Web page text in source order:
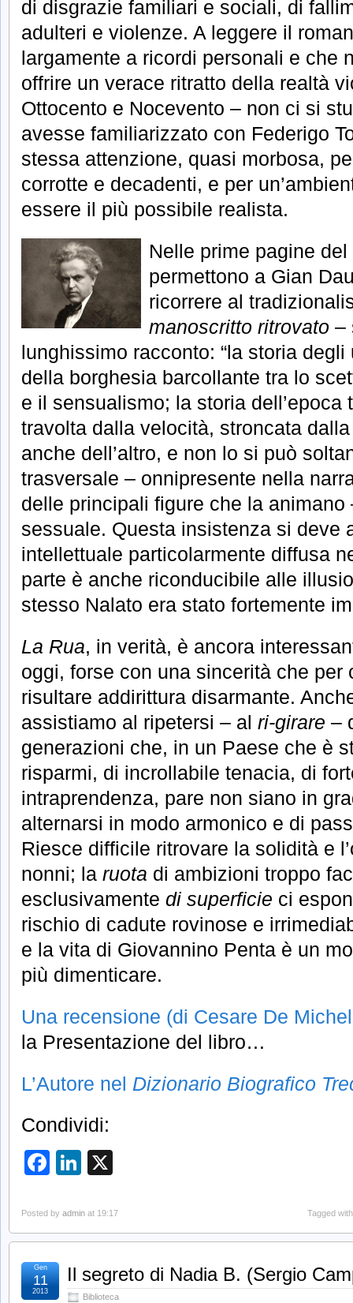
di disgrazie familiari e sociali, di
adulteri e violenze. A leggere il
largamente a ricordi personali e che
offrire un verace ritratto della realtà
Ottocento e Nocevento – non ci si
avesse familiarizzato con Federigo
stessa attenzione, quasi morbosa,
corrotte e decadenti, e per
essere il più possibile realista.
Nelle prime pagine
permettono a Gian
ricorrere al
manoscritto ritrovato –
lunghissimo racconto: “la storia degli
della borghesia barcollante tra lo
e il sensualismo; la storia dell’epoca
travolta dalla velocità, stroncata dalla
anche dell’altro, e non lo si può
trasversale – onnipresente nella
delle principali figure che la
sessuale. Questa insistenza si deve
intellettuale particolarmente diffusa
parte è anche riconducibile alle
stesso Nalato era stato fortemente
La Rua, in verità, è ancora
oggi, forse con una sincerità che per
risultare addirittura disarmante.
assistiamo al ripetersi – al ri-girare –
generazioni che, in un Paese che è
risparmi, di incrollabile tenacia, di
intraprendenza, pare non siano in
alternarsi in modo armonico e di
Riesce difficile ritrovare la solidità e
nonni; la ruota di ambizioni troppo
esclusivamente di superficie ci
rischio di cadute rovinose e
e la vita di Giovannino Penta è un
più dimenticare.
Una recensione (di Cesare De
la Presentazione del libro…
L’Autore nel Dizionario Biografico
Condividi:
Facebook
LinkedIn
Posted by admin at 19:17 Tagged
Il segreto di Nadia B. (Sergio
Biblioteca
Gen
11
2013